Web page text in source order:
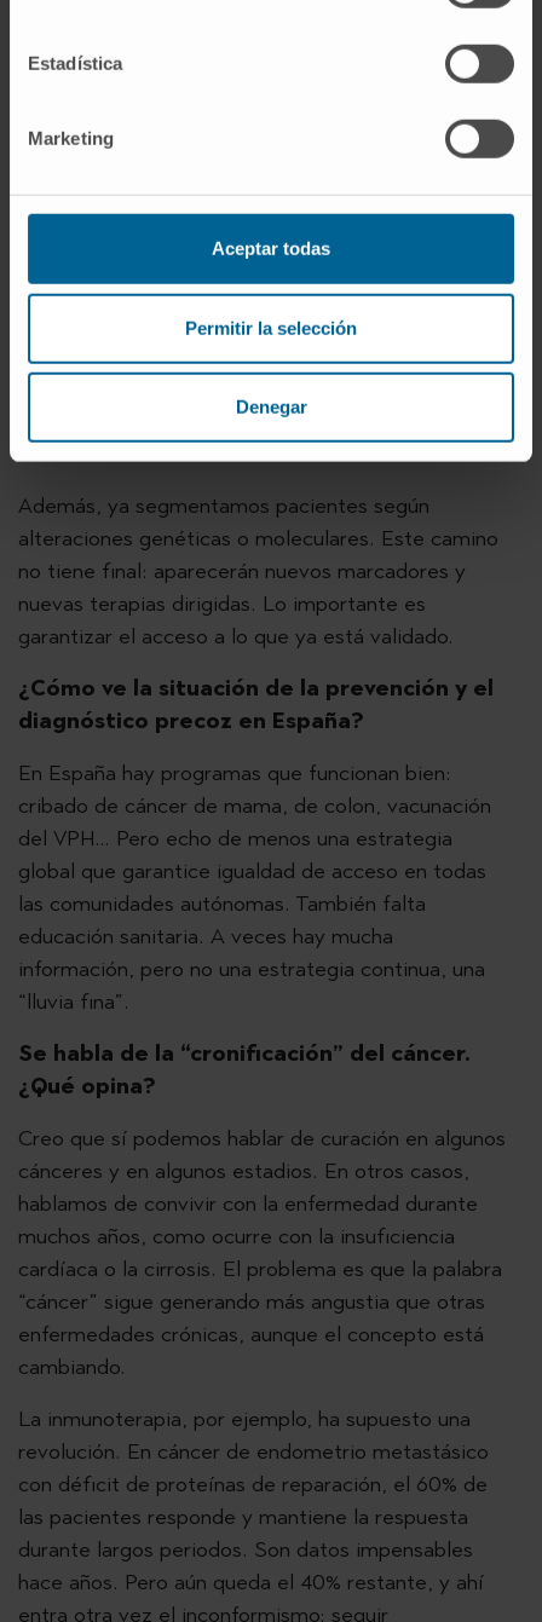
Estadística
Marketing
Aceptar todas
Permitir la selección
Denegar
Diagnóstico y tratamiento
Totalmente. Una de las próximas revoluciones es la
biopsia líquida: poder obtener información de la
sangre antes, durante y después de la enfermedad.
para seguimiento, y acabará siendo tan común
Además, ya segmentamos pacientes según
alteraciones genéticas o moleculares. Este camino
no tiene final: aparecerán nuevos marcadores y
nuevas terapias dirigidas. Lo importante es
garantizar el acceso a lo que ya está validado.
¿Cómo ve la situación de la prevención y el
diagnóstico precoz en España?
En España hay programas que funcionan bien:
cribado de cáncer de mama, de colon, vacunación
del VPH… Pero echo de menos una estrategia
global que garantice igualdad de acceso en todas
las comunidades autónomas. También falta
educación sanitaria. A veces hay mucha
información, pero no una estrategia continua, una
“lluvia fina”.
Se habla de la “cronificación” del cáncer.
¿Qué opina?
Creo que sí podemos hablar de curación en algunos
cánceres y en algunos estadios. En otros casos,
hablamos de convivir con la enfermedad durante
muchos años, como ocurre con la insuficiencia
cardíaca o la cirrosis. El problema es que la palabra
“cáncer” sigue generando más angustia que otras
enfermedades crónicas, aunque el concepto está
cambiando.
La inmunoterapia, por ejemplo, ha supuesto una
revolución. En cáncer de endometrio metastásico
con déficit de proteínas de reparación, el 60% de
las pacientes responde y mantiene la respuesta
durante largos periodos. Son datos impensables
hace años. Pero aún queda el 40% restante, y ahí
entra otra vez el inconformismo: seguir